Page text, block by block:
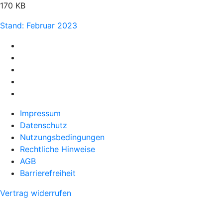
170 KB
Stand: Februar 2023
Impressum
Datenschutz
Nutzungsbedingungen
Rechtliche Hinweise
AGB
Barrierefreiheit
Vertrag widerrufen